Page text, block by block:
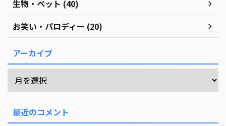
生物・ペット (40)
お笑い・パロディー (20)
アーカイブ
最近のコメント